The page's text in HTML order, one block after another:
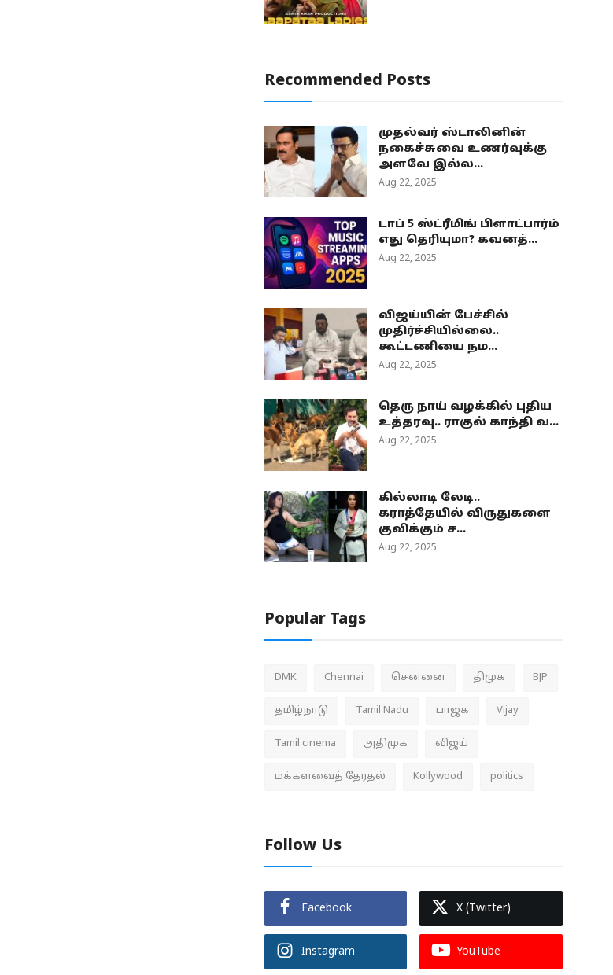
Recommended Posts
முதல்வர் ஸ்டாலினின்
நகைச்சுவை உணர்வுக்கு
அளவே இல்ல...
Aug 22, 2025
டாப் 5 ஸ்ட்ரீமிங் பிளாட்பார்ம்
எது தெரியுமா? கவனத்...
Aug 22, 2025
விஜய்யின் பேச்சில்
முதிர்ச்சியில்லை..
கூட்டணியை நம...
Aug 22, 2025
தெரு நாய் வழக்கில் புதிய
உத்தரவு.. ராகுல் காந்தி வ...
Aug 22, 2025
கில்லாடி லேடி..
கராத்தேயில் விருதுகளை
குவிக்கும் ச...
Aug 22, 2025
Popular Tags
DMK Chennai சென்னை திமுக BJP
தமிழ்நாடு Tamil Nadu பாஜக Vijay
Tamil cinema அதிமுக விஜய்
மக்களவைத் தேர்தல் Kollywood politics
Follow Us
Facebook X (Twitter)
Instagram YouTube